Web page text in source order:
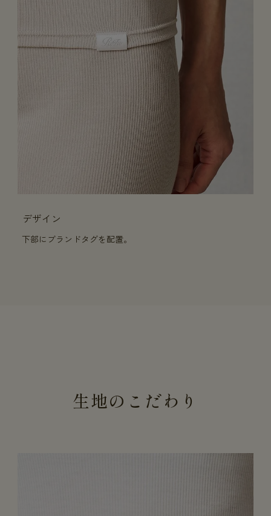
デザイン
下部にブランドタグを配置。
生地のこだわり